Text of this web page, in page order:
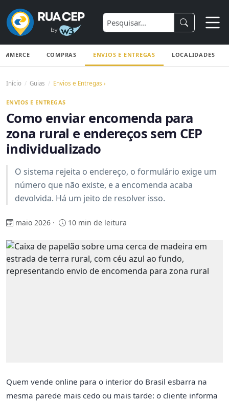
COMPRAS ENVIOS E ENTREGAS LOCALIDADES
Início Guias Envios e Entregas ›
ENVIOS E ENTREGAS
Como enviar encomenda para
zona rural e endereços sem CEP
individualizado
O sistema rejeita o endereço, o formulário exige um
número que não existe, e a encomenda acaba
devolvida. Há um jeito de resolver isso.
maio 2026 · 10 min de leitura
Quem vende online para o interior do Brasil esbarra na
mesma parede mais cedo ou mais tarde: o cliente informa